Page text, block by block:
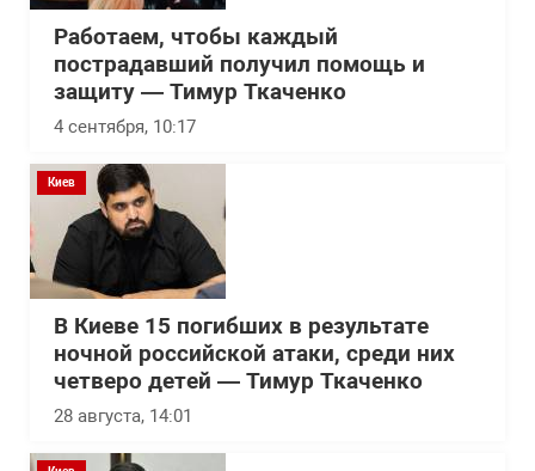
Работаем, чтобы каждый
пострадавший получил помощь и
защиту — Тимур Ткаченко
4 сентября, 10:17
Киев
В Киеве 15 погибших в результате
ночной российской атаки, среди них
четверо детей — Тимур Ткаченко
28 августа, 14:01